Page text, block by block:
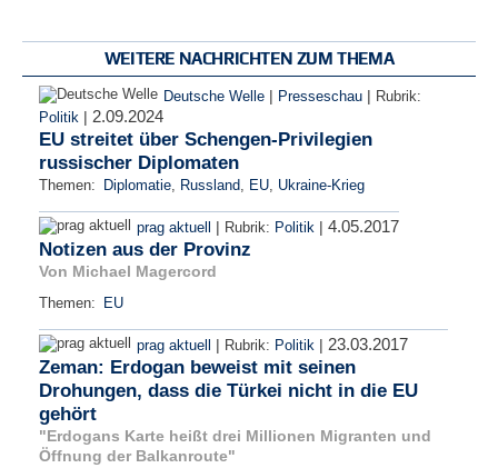
WEITERE NACHRICHTEN ZUM THEMA
Deutsche Welle | Presseschau | Rubrik:
Politik | 2.09.2024
EU streitet über Schengen-Privilegien
russischer Diplomaten
Themen: Diplomatie, Russland, EU, Ukraine-Krieg
prag aktuell | Rubrik: Politik | 4.05.2017
Notizen aus der Provinz
Von Michael Magercord
Themen: EU
prag aktuell | Rubrik: Politik | 23.03.2017
Zeman: Erdogan beweist mit seinen
Drohungen, dass die Türkei nicht in die EU
gehört
"Erdogans Karte heißt drei Millionen Migranten und
Öffnung der Balkanroute"